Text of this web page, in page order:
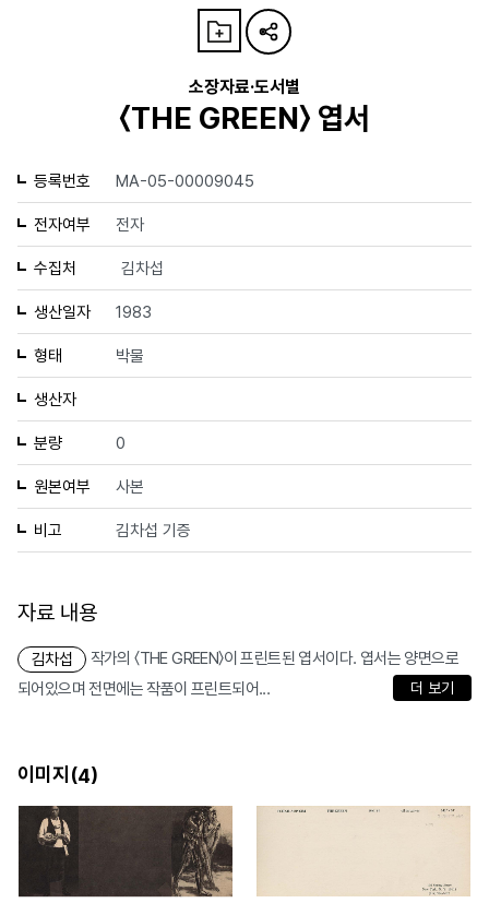
소장자료·도서별
〈THE GREEN〉 엽서
등록번호 MA-05-00009045
전자여부 전자
수집처 김차섭
생산일자 1983
형태 박물
생산자
분량 0
원본여부 사본
비고 김차섭 기증
자료 내용
김차섭
작가의 〈THE GREEN〉이 프린트된 엽서이다. 엽서는 양면으로
되어있으며 전면에는 작품이 프린트되어...
더 보기
이미지(4)